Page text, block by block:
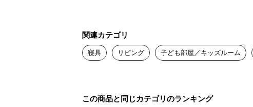
関連カテゴリ
寝具 リビング 子ども部屋／キッズルーム
この商品と同じカテゴリのランキング